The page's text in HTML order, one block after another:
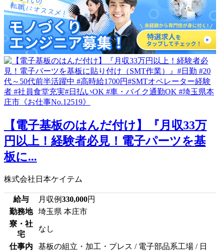
【電子基板のはんだ付け】『月収33万
円以上！経験者必見！電子パーツを基
板に...
株式会社日本ケイテム
給与 月収例330,000円
勤務地
埼玉県 本庄市
寮・社
宅
なし
仕事内
基板の組立・加工・プレス / 電子部品系工場 / 日